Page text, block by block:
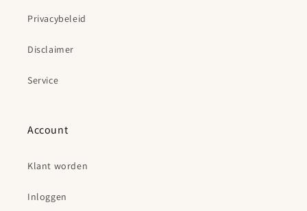
Privacybeleid
Disclaimer
Service
Account
Klant worden
Inloggen